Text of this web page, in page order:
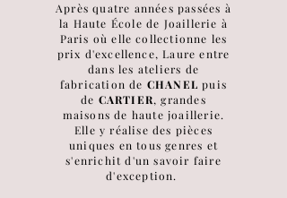
Après quatre années passées à
la Haute École de Joaillerie à
Paris où elle collectionne les
prix d'excellence, Laure entre
dans les ateliers de
fabrication de CHANEL puis
de CARTIER, grandes
maisons de haute joaillerie.
Elle y réalise des pièces
uniques en tous genres et
s'enrichit d'un savoir faire
d'exception.